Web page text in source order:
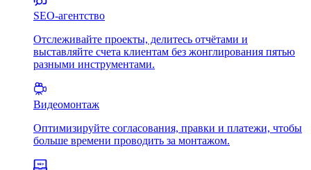
SEO-агентство
Отслеживайте проекты, делитесь отчётами и
выставляйте счета клиентам без жонглирования пятью
разными инструментами.
Видеомонтаж
Оптимизируйте согласования, правки и платежи, чтобы
больше времени проводить за монтажом.